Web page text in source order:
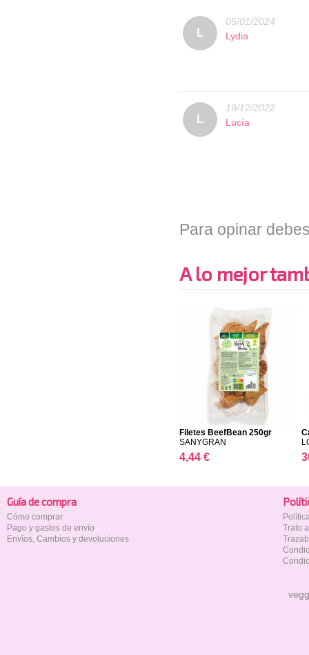
L
05/01/2024
Lydia
L
19/12/2022
Lucía
Para opinar
A lo mejor
Filetes BeefBean 250gr
SANYGRAN
4,44 €
Guía de compra
Cómo comprar
Pago y gastos de envío
Envíos, Cambios y devoluciones
Trato